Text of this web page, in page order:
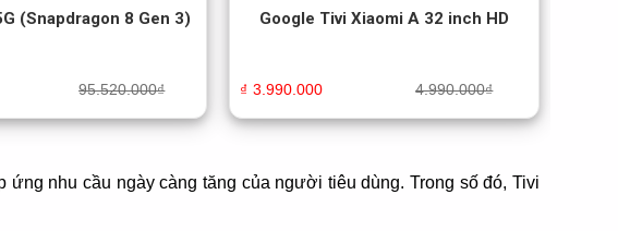
(Snapdragon 8 Gen 3)
95.520.000₫
Google Tivi Xiaomi A 32 inch HD
4.990.000₫
3.990.000
₫
nhu cầu ngày càng tăng của người tiêu dùng. Trong số đó, Tivi